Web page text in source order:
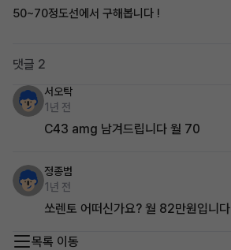
50~70정도선에서 구해봅니다 !
댓글 2
서오탁
1년 전
C43 amg 남겨드립니다 월 70
정종범
1년 전
쏘렌토 어떠신가요? 월 82만원입니다
목록 이동